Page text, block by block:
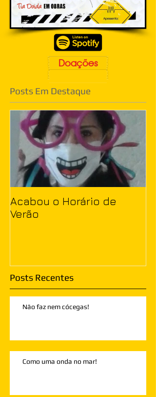
Doações
Posts Em Destaque
Acabou o Horário de
Verão
Posts Recentes
Não faz nem cócegas!
Como uma onda no mar!